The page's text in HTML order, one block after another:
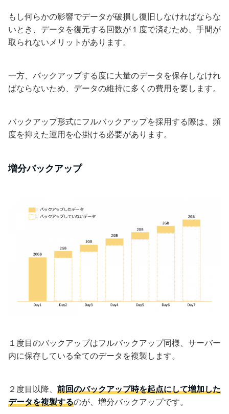
もし何らかの影響でデータが破損し復旧しなければならな
いとき、データを復元する回数が１度で済むため、手間が
取られないメリットがあります。
一方、バックアップする度に大量のデータを保存しなけれ
ばならないため、データの維持に多くの費用を要します。
バックアップ形式にフルバックアップを採用する際は、頻
度を抑えた運用を心掛ける必要があります。
増分バックアップ
１度目のバックアップはフルバックアップ同様、サーバー
内に保存している全てのデータを複製します。
２度目以降、 前回のバックアップ時を起点にして増加した
データを複製するのが、増分バックアップです。